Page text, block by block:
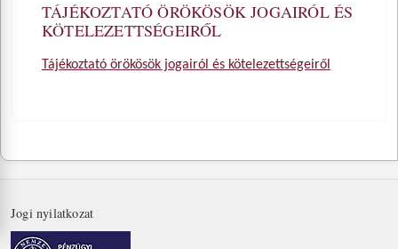
TÁJÉKOZTATÓ ÖRÖKÖSÖK JOGAIRÓL ÉS
KÖTELEZETTSÉGEIRŐL
Tájékoztató örökösök jogairól és kötelezettségeiről
Jogi nyilatkozat